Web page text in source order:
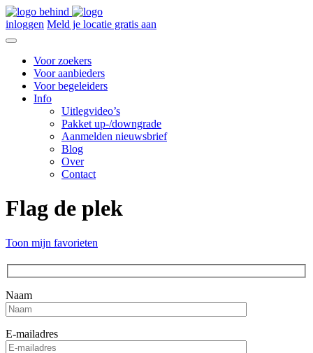
inloggen Meld je locatie gratis aan
Voor zoekers
Voor aanbieders
Voor begeleiders
Info
Uitlegvideo’s
Pakket up-/downgrade
Aanmelden nieuwsbrief
Blog
Over
Contact
Flag de plek
Toon mijn favorieten
Naam
E-mailadres